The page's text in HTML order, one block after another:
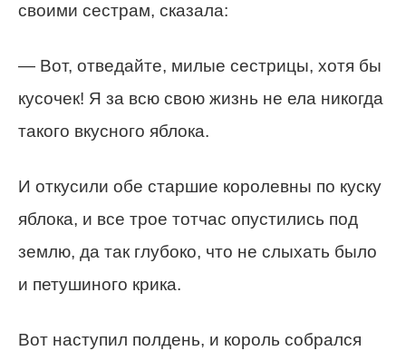
своими сестрам, сказала:
— Вот, отведайте, милые сестрицы, хотя бы
кусочек! Я за всю свою жизнь не ела никогда
такого вкусного яблока.
И откусили обе старшие королевны по куску
яблока, и все трое тотчас опустились под
землю, да так глубоко, что не слыхать было
и петушиного крика.
Вот наступил полдень, и король собрался